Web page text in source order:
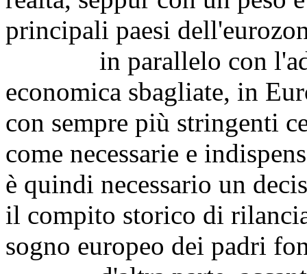
principali paesi
in parallelo con
economica sbagliate, in
con sempre più stringenti
come necessarie e
è quindi necessario un
il compito storico di
sogno europeo dei padri